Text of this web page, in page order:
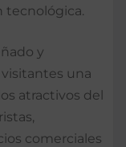
tecnológica.
y
una
atractivos del
comerciales